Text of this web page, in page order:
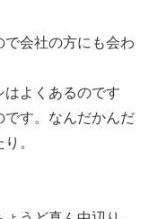
で会社の方にも会わ
よくあるのです
です。なんだかんだ
。